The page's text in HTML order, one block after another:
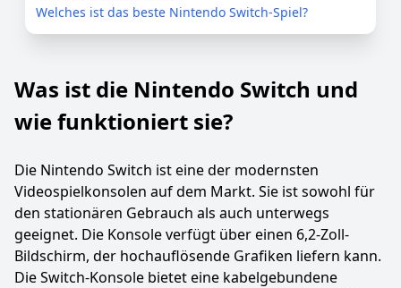
Welches ist das beste Nintendo Switch-Spiel?
Was ist die Nintendo Switch und
wie funktioniert sie?
Die Nintendo Switch ist eine der modernsten
Videospielkonsolen auf dem Markt. Sie ist sowohl für
den stationären Gebrauch als auch unterwegs
geeignet. Die Konsole verfügt über einen 6,2-Zoll-
Bildschirm, der hochauflösende Grafiken liefern kann.
Die Switch-Konsole bietet eine kabelgebundene